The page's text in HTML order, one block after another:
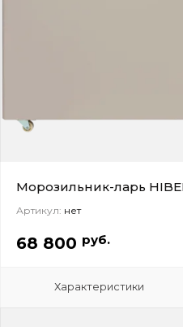
Морозильник-ларь
Артикул: нет
68 800 руб.
Характеристики